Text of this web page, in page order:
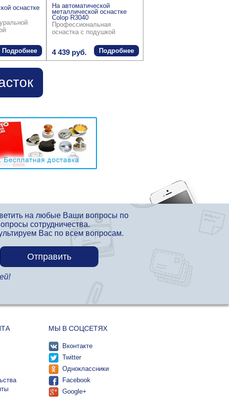
оснастке
Подробнее
На автоматической
металлической оснастке
Colop R3040
Профессиональная
оснастка с подушкой
4 439 руб. Подробнее
на любые Ваши вопросы по
сотрудничества.
Вас по всем вопросам.
МЫ В СОЦСЕТЯХ
Вконтакте
Twitter
Одноклассники
Facebook
Google+